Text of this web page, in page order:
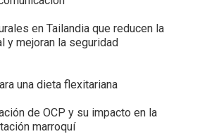
en Tailandia que reducen la
y mejoran la seguridad
una dieta flexitariana
de OCP y su impacto en la
marroquí